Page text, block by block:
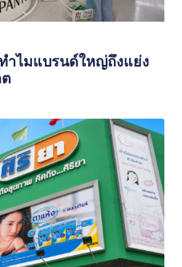
ำไมแบรนด์ใหญ่ถึงแย่ง
ต